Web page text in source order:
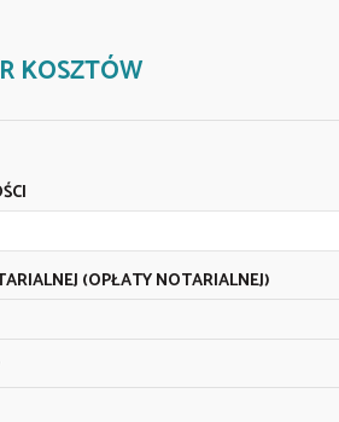
KOSZTÓW
(OPŁATY NOTARIALNEJ)